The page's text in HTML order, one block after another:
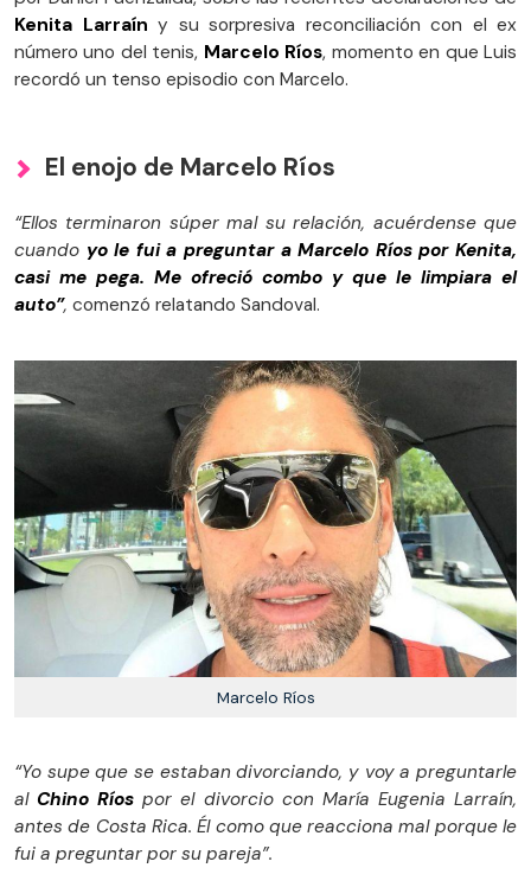
Kenita Larraín y su sorpresiva reconciliación con el ex
número uno del tenis, Marcelo Ríos, momento en que Luis
recordó un tenso episodio con Marcelo.
El enojo de Marcelo Ríos
“Ellos terminaron súper mal su relación, acuérdense que
cuando yo le fui a preguntar a Marcelo Ríos por Kenita,
casi me pega. Me ofreció combo y que le limpiara el
auto”, comenzó relatando Sandoval.
Marcelo Ríos
“Yo supe que se estaban divorciando, y voy a preguntarle
al Chino Ríos por el divorcio con María Eugenia Larraín,
antes de Costa Rica. Él como que reacciona mal porque le
fui a preguntar por su pareja”.